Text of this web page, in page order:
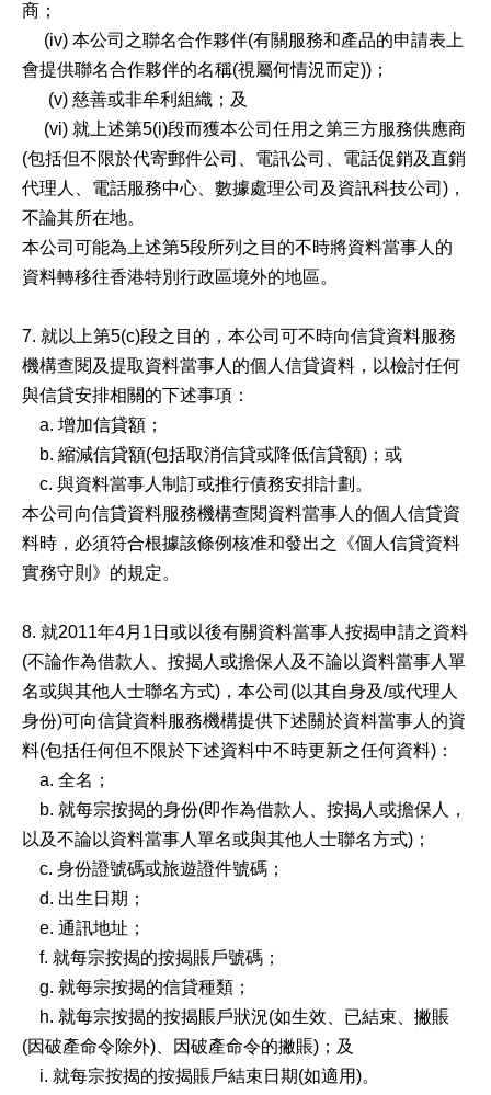
商；
(iv) 本公司之聯名合作夥伴(有關服務和產品的申請表上
會提供聯名合作夥伴的名稱(視屬何情況而定))；
(v) 慈善或非牟利組織；及
(vi) 就上述第5(i)段而獲本公司任用之第三方服務供應商
(包括但不限於代寄郵件公司、電訊公司、電話促銷及直銷
代理人、電話服務中心、數據處理公司及資訊科技公司)，
不論其所在地。
本公司可能為上述第5段所列之目的不時將資料當事人的
資料轉移往香港特別行政區境外的地區。
7. 就以上第5(c)段之目的，本公司可不時向信貸資料服務
機構查閱及提取資料當事人的個人信貸資料，以檢討任何
與信貸安排相關的下述事項：
a. 增加信貸額；
b. 縮減信貸額(包括取消信貸或降低信貸額)；或
c. 與資料當事人制訂或推行債務安排計劃。
本公司向信貸資料服務機構查閱資料當事人的個人信貸資
料時，必須符合根據該條例核准和發出之《個人信貸資料
實務守則》的規定。
8. 就2011年4月1日或以後有關資料當事人按揭申請之資料
(不論作為借款人、按揭人或擔保人及不論以資料當事人單
名或與其他人士聯名方式)，本公司(以其自身及/或代理人
身份)可向信貸資料服務機構提供下述關於資料當事人的資
料(包括任何但不限於下述資料中不時更新之任何資料)：
a. 全名；
b. 就每宗按揭的身份(即作為借款人、按揭人或擔保人，
以及不論以資料當事人單名或與其他人士聯名方式)；
c. 身份證號碼或旅遊證件號碼；
d. 出生日期；
e. 通訊地址；
f. 就每宗按揭的按揭賬戶號碼；
g. 就每宗按揭的信貸種類；
h. 就每宗按揭的按揭賬戶狀況(如生效、已結束、撇賬
(因破產命令除外)、因破產命令的撇賬)；及
i. 就每宗按揭的按揭賬戶結束日期(如適用)。